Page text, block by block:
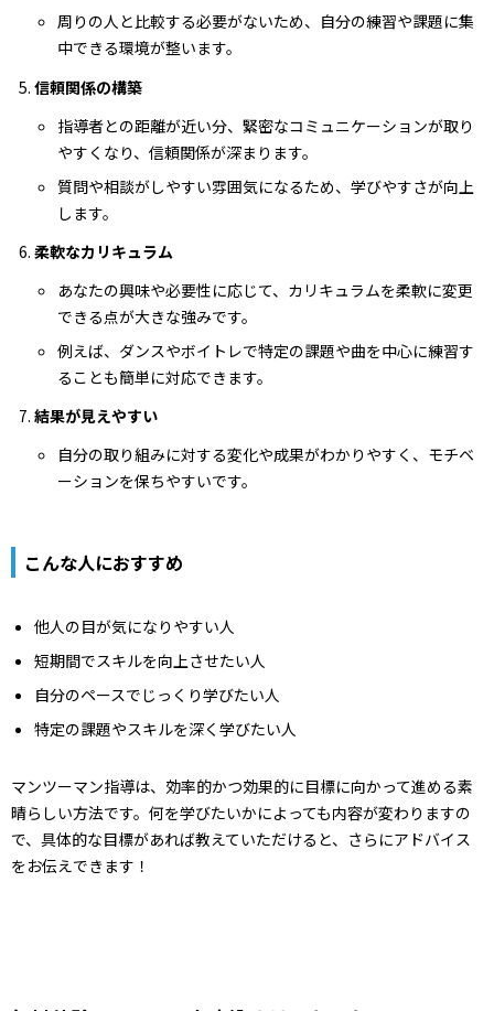
周りの人と比較する必要がないため、自分の練習や課題に集
中できる環境が整います。
信頼関係の構築
指導者との距離が近い分、緊密なコミュニケーションが取り
やすくなり、信頼関係が深まります。
質問や相談がしやすい雰囲気になるため、学びやすさが向上
します。
柔軟なカリキュラム
あなたの興味や必要性に応じて、カリキュラムを柔軟に変更
できる点が大きな強みです。
例えば、ダンスやボイトレで特定の課題や曲を中心に練習す
ることも簡単に対応できます。
結果が見えやすい
自分の取り組みに対する変化や成果がわかりやすく、モチベ
ーションを保ちやすいです。
こんな人におすすめ
他人の目が気になりやすい人
短期間でスキルを向上させたい人
自分のペースでじっくり学びたい人
特定の課題やスキルを深く学びたい人
マンツーマン指導は、効率的かつ効果的に目標に向かって進める素
晴らしい方法です。何を学びたいかによっても内容が変わりますの
で、具体的な目標があれば教えていただけると、さらにアドバイス
をお伝えできます！